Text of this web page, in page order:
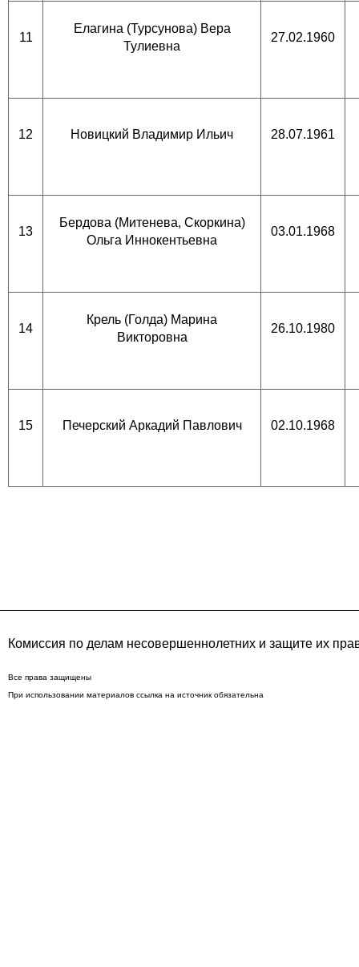
11
Елагина (Турсунова) Вера
Тулиевна
27.02.1960
12 Новицкий Владимир Ильич 28.07.1961
13
Бердова (Митенева, Скоркина)
Ольга Иннокентьевна
03.01.1968
14
Крель (Голда) Марина
Викторовна
26.10.1980
15 Печерский Аркадий Павлович 02.10.1968
Комиссия по делам несовершеннолетних и защите их
Все права защищены
При использовании материалов ссылка на источник обязательна